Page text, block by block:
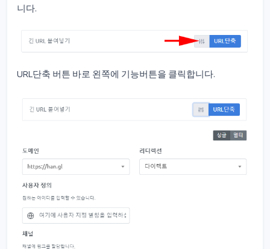
니다.
URL단축 버튼 바로 왼쪽에 기능버튼을 클릭합니다.